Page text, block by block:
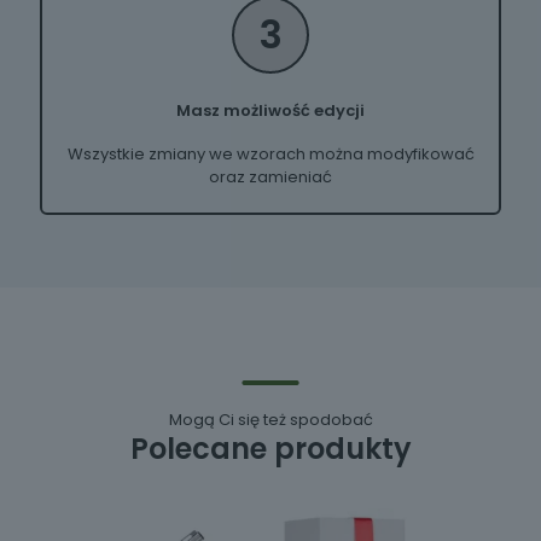
3
Masz możliwość edycji
Wszystkie zmiany we wzorach można modyfikować
oraz zamieniać
Polecane produkty
Mogą Ci się też spodobać